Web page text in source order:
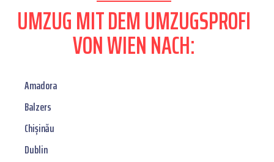
UMZUG MIT DEM UMZUGSPROFI
VON WIEN NACH:
Amadora
Balzers
Chișinău
Dublin